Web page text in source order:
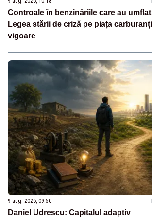
Controale în benzinăriile care au
Legea stării de criză pe piața
vigoare
9 aug. 2026, 09:50
Daniel Udrescu: Capitalul adaptiv